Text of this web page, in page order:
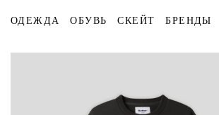
ОДЕЖДА ОБУВЬ СКЕЙТ БРЕНДЫ